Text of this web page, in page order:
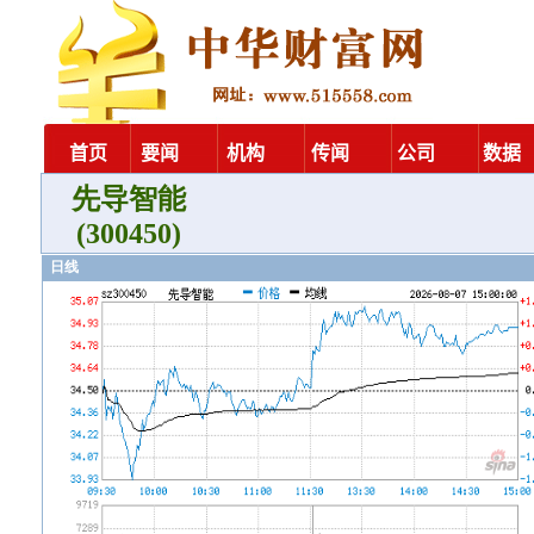
先导智能
(300450)
日线